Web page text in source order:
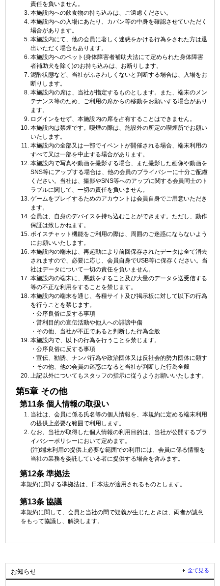
責任を負いません。
本施設内への飲食物の持ち込みは、ご遠慮ください。
本施設内への入場にあたり、カバン等の中身を確認させていただく
場合があります。
本施設内にて、他の会員に著しく迷惑をかける行為をされた方は退
出いただく場合もあります。
本施設内へのペット(身体障害者補助犬法にて定められた身体障害
者補助犬を除く)のお持ち込みは、お断りします。
泥酔状態など、当社がふさわしくないと判断する場合は、入場をお
断りします。
本施設内の席は、当社が指定するものとします。また、端末のメン
テナンス等のため、ご利用の席からの移動をお願いする場合があり
ます。
ログインをせず、本施設内の席を占有することはできません。
本施設内は禁煙です。喫煙の際は、施設外の所定の喫煙所でお願い
いたします。
本施設内の全部又は一部でイベントが開催される場合、端末利用の
すべて又は一部を中止する場合があります。
本施設内で写真や動画を撮影する場合、また撮影した画像や動画を
SNS等にアップする場合は、他の会員のプライバシーに十分ご配慮
ください。当社は、撮影やSNS等へのアップに関する会員同士のト
ラブルに関して、一切の責任を負いません。
ゲームをプレイするためのアカウントは会員自身でご用意いただき
ます。
会員は、自身のデバイスを持ち込むことができます。ただし、動作
保証は致しかねます。
ボイスチャット機能をご利用の際は、周囲のご迷惑にならないよう
にお願いいたします。
本施設内の端末は、再起動により前回保存されたデータは全て消去
されますので、必要に応じ、会員自身でUSB等に保存ください。当
社はデータについて一切の責任を負いません。
本施設内の端末に、悪戯をすること及び大量のデータを送受信する
等の不正な利用をすることを禁じます。
本施設内の端末を通じ、各種サイト及び掲示板に対して以下の行為
を行うことを禁じます。
・公序良俗に反する事項
・営利目的の宣伝活動や他人への誹謗中傷
・その他、当社が不正であると判断した行為全般
本施設内で、以下の行為を行うことを禁じます。
・公序良俗に反する事項
・宣伝、勧誘、ナンパ行為や政治団体又は反社会的勢力団体に類す
・その他、他の会員の迷惑になると当社が判断した行為全般
上記以外についてもスタッフの指示に従うようお願いいたします。
第5章 その他
第11条 個人情報の取扱い
当社は、会員に係る氏名等の個人情報を、本規約に定める端末利用
の提供上必要な範囲で利用します。
なお、当社が取得した個人情報の利用目的は、当社が公開するプラ
イバシーポリシーにおいて定めます。
(注)端末利用の提供上必要な範囲での利用には、会員に係る情報を
当社の業務を委託している者に提供する場合を含みます。
第12条 準拠法
本規約に関する準拠法は、日本法が適用されるものとします。
第13条 協議
本規約に関して、会員と当社の間で疑義が生じたときは、両者が誠意
をもって協議し、解決します。
お知らせ 全て見る